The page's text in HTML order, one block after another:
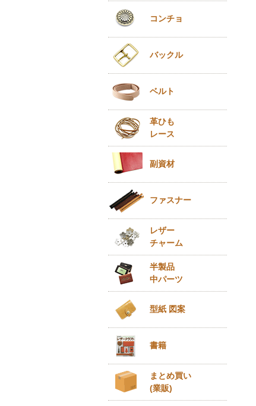
コンチョ
バックル
ベルト
革ひも
レース
副資材
ファスナー
レザー
チャーム
半製品
中パーツ
型紙 図案
書籍
まとめ買い
(業販)